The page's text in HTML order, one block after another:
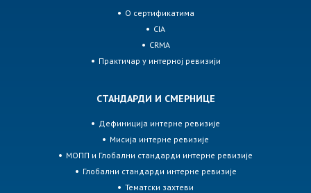
О сертификатима
CIA
CRMA
Практичар у интерној ревизији
СТАНДАРДИ И СМЕРНИЦЕ
Дефиниција интерне ревизије
Мисија интерне ревизије
МОПП и Глобални стандарди интерне ревизије
Глобални стандарди интерне ревизије
Тематски захтеви